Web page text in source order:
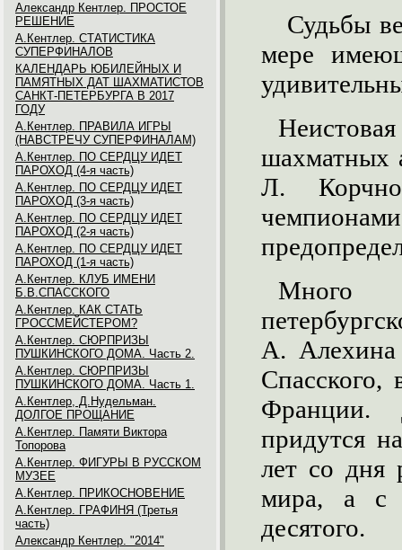
Александр Кентлер. ПРОСТОЕ
РЕШЕНИЕ
А.Кентлер. СТАТИСТИКА
СУПЕРФИНАЛОВ
КАЛЕНДАРЬ ЮБИЛЕЙНЫХ И
ПАМЯТНЫХ ДАТ ШАХМАТИСТОВ
САНКТ-ПЕТЕРБУРГА В 2017
ГОДУ
А.Кентлер. ПРАВИЛА ИГРЫ
(НАВСТРЕЧУ СУПЕРФИНАЛАМ)
А.Кентлер. ПО СЕРДЦУ ИДЕТ
ПАРОХОД (4-я часть)
А.Кентлер. ПО СЕРДЦУ ИДЕТ
ПАРОХОД (3-я часть)
А.Кентлер. ПО СЕРДЦУ ИДЕТ
ПАРОХОД (2-я часть)
А.Кентлер. ПО СЕРДЦУ ИДЕТ
ПАРОХОД (1-я часть)
А.Кентлер. КЛУБ ИМЕНИ
Б.В.СПАССКОГО
А.Кентлер. КАК СТАТЬ
ГРОССМЕЙСТЕРОМ?
А.Кентлер. СЮРПРИЗЫ
ПУШКИНСКОГО ДОМА. Часть 2.
А.Кентлер. СЮРПРИЗЫ
ПУШКИНСКОГО ДОМА. Часть 1.
А.Кентлер, Д.Нудельман.
ДОЛГОЕ ПРОЩАНИЕ
А.Кентлер. Памяти Виктора
Топорова
А.Кентлер. ФИГУРЫ В РУССКОМ
МУЗЕЕ
А.Кентлер. ПРИКОСНОВЕНИЕ
А.Кентлер. ГРАФИНЯ (Третья
часть)
Александр Кентлер. "2014"
Судьбы
мере
шахматных
Л.
Много
А.
Спасского,
Франции.
придутся
лет со дня
мира, а с
десятого.